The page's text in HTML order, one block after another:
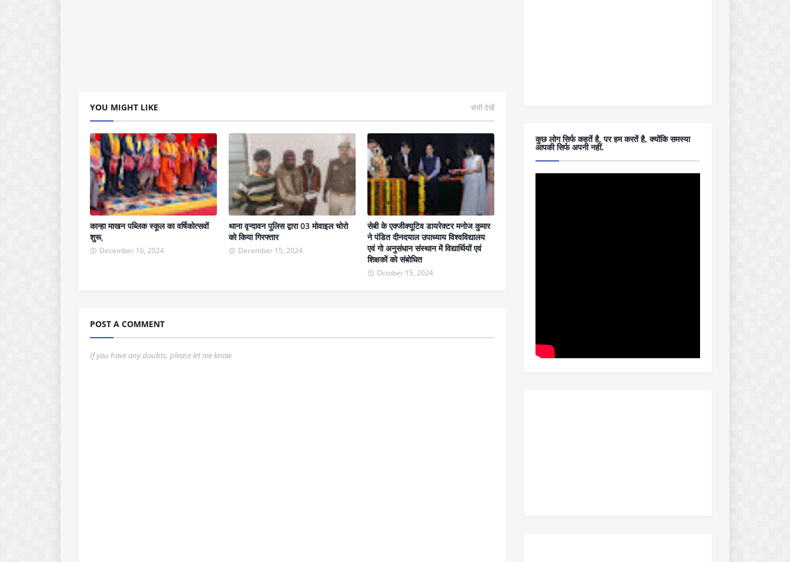
YOU MIGHT LIKE सभी देखें
कान्हा माखन पब्लिक स्कूल का वर्षिकोत्सवों
शुरू,
December 16, 2024
थाना वृन्दावन पुलिस द्वारा 03 मोवाइल चोरो
को किया गिरफ्तार
December 15, 2024
सेबी के एक्जीक्यूटिव डायरेक्टर मनोज कुमार
ने पंडित दीनदयाल उपाध्याय विश्वविद्यालय
एवं गो अनुसंधान संस्थान में विद्यार्थियों एवं
शिक्षकों को संबोधित
October 15, 2024
POST A COMMENT
If you have any doubts, please let me know
कुछ लोग सिर्फ कहतें है, पर हम करतें है, क्योंकि समस्या
आपकी सिर्फ अपनी नहीं.